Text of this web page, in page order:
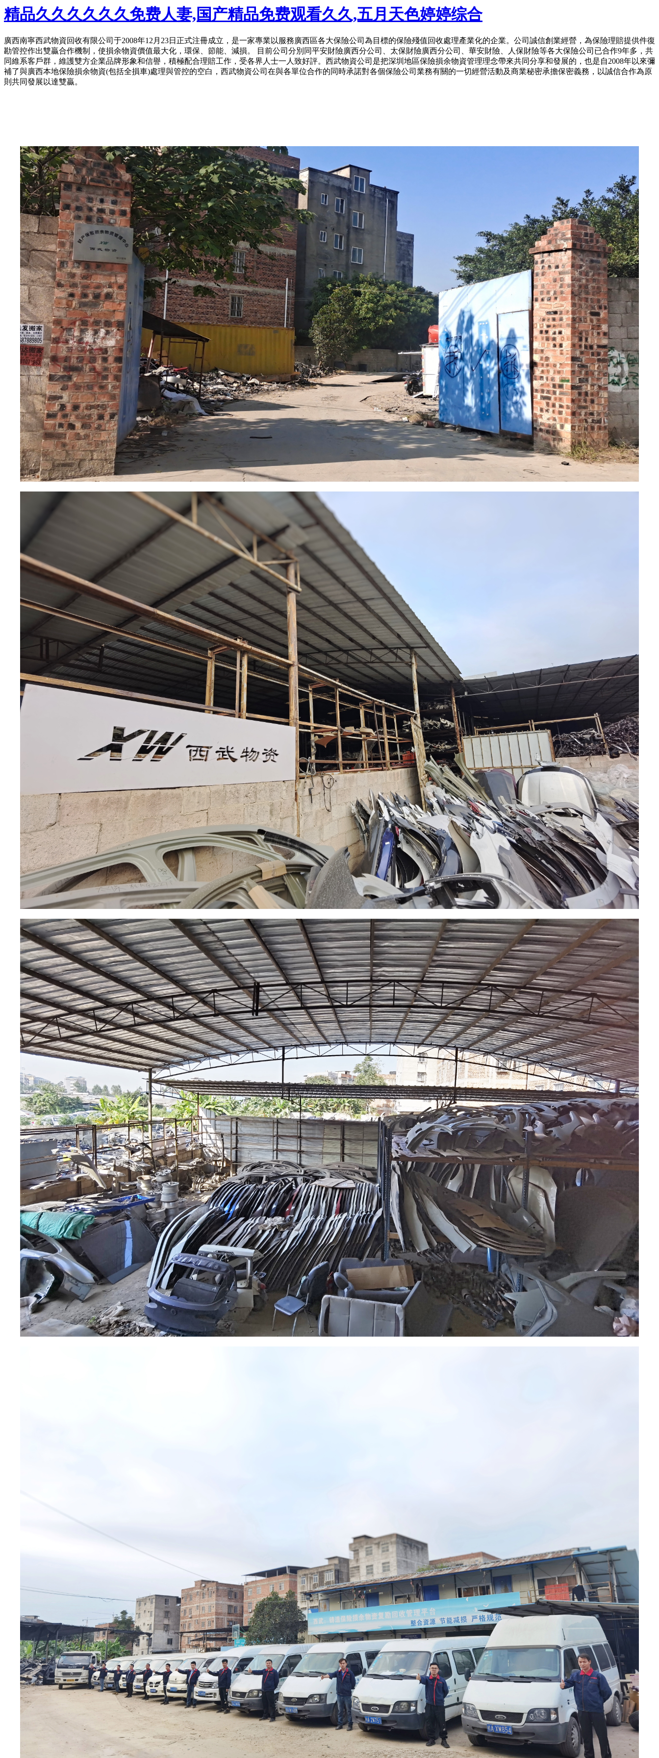
精品久久久久久久免费人妻,国产精品免费观看久久,五月天色婷婷综合
廣西南寧西武物資回收有限公司于2008年12月23日正式注冊成立，是一家專業以服務廣西區各大保險公司為目標的保險殘值回收處理產業化的企業。公司誠信創業經營，為保險理賠提供件復
勘管控作出雙贏合作機制，使損余物資價值最大化，環保、節能、減損。 目前公司分別同平安財險廣西分公司、太保財險廣西分公司、華安財險、人保財險等各大保險公司已合作9年多，共
同維系客戶群，維護雙方企業品牌形象和信譽，積極配合理賠工作，受各界人士一人致好評。西武物資公司是把深圳地區保險損余物資管理理念帶來共同分享和發展的，也是自2008年以來彌
補了與廣西本地保險損余物資(包括全損車)處理與管控的空白，西武物資公司在與各單位合作的同時承諾對各個保險公司業務有關的一切經營活動及商業秘密承擔保密義務，以誠信合作為原
則共同發展以達雙贏。